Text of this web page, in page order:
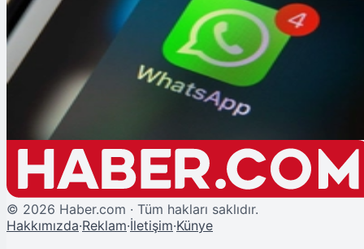
Şu An Okunan
WhatsApp'ta Büyük Arayüz Değişikliği: Durum Güncellemeleri Artık Ana
Ekranda!
© 2026 Haber.com · Tüm hakları saklıdır.
Hakkımızda·Reklam·İletişim·Künye